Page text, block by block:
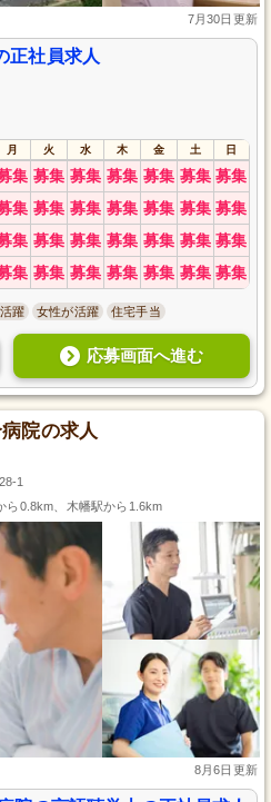
7月30日更新
正社員求人
月 火 水 木 金 土 日
集 募集 募集 募集 募集 募集 募集
集 募集 募集 募集 募集 募集 募集
集 募集 募集 募集 募集 募集 募集
集 募集 募集 募集 募集 募集 募集
躍 女性が活躍 住宅手当
応募画面へ進む
院の求人
1
ら0.8km、木幡駅から1.6km
8月6日更新